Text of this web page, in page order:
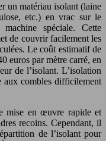
un matériau isolant (laine
etc.) en vrac sur le
spéciale. Cette
de couvrir facilement les
Le coût estimatif de
euros par mètre carré, en
de l’isolant. L’isolation
aux combles difficilement
mise en œuvre rapide et
recoins. Cependant, il
de l’isolant pour